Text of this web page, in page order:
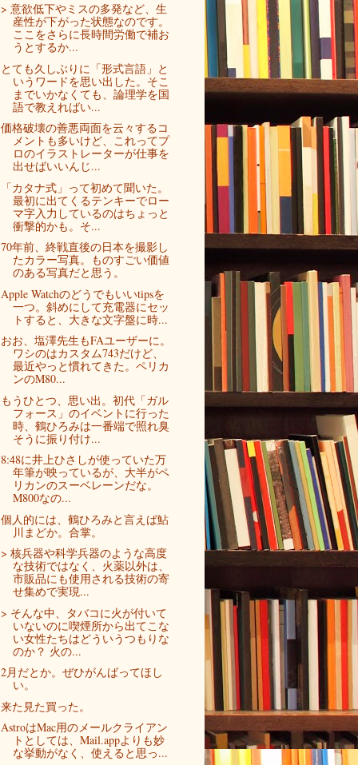
> 意欲低下やミスの多発など、生
産性が下がった状態なのです。
ここをさらに長時間労働で補お
うとするか...
とても久しぶりに「形式言語」と
いうワードを思い出した。そこ
までいかなくても、論理学を国
語で教えればい...
価格破壊の善悪両面を云々するコ
メントも多いけど、これってプ
ロのイラストレーターが仕事を
出せばいいんじ...
「カタナ式」って初めて聞いた。
最初に出てくるテンキーでロー
マ字入力しているのはちょっと
衝撃的かも。そ...
70年前、終戦直後の日本を撮影し
たカラー写真。ものすごい価値
のある写真だと思う。
Apple Watchのどうでもいいtipsを
一つ。斜めにして充電器にセッ
トすると、大きな文字盤に時...
おお、塩澤先生もFAユーザーに。
ワシのはカスタム743だけど、
最近やっと慣れてきた。ペリカ
ンのM80...
もうひとつ、思い出。初代「ガル
フォース」のイベントに行った
時、鶴ひろみは一番端で照れ臭
そうに振り付け...
8:48に井上ひさしが使っていた万
年筆が映っているが、大半がペ
リカンのスーベレーンだな。
M800なの...
個人的には、鶴ひろみと言えば鮎
川まどか。合掌。
> 核兵器や科学兵器のような高度
な技術ではなく、火薬以外は、
市販品にも使用される技術の寄
せ集めで実現...
> そんな中、タバコに火が付いて
いないのに喫煙所から出てこな
い女性たちはどういうつもりな
のか？ 火の...
2月だとか。ぜひがんばってほし
い。
来た見た買った。
AstroはMac用のメールクライアン
トとしては、Mail.appよりも妙
な挙動がなく、使えると思っ...